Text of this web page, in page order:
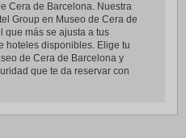
Cera de Barcelona. Nuestra
Group en Museo de Cera de
que más se ajusta a tus
hoteles disponibles. Elige tu
de Cera de Barcelona y
que te da reservar con